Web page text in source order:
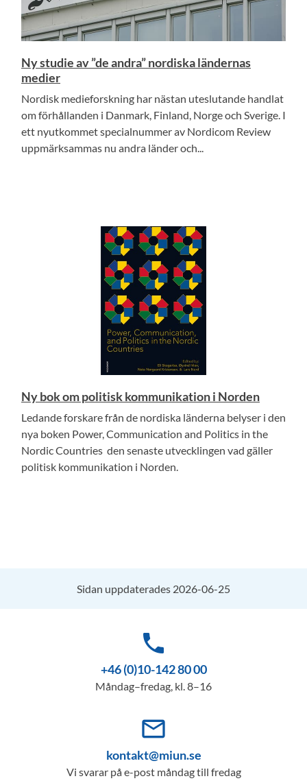
Ny studie av ”de andra” nordiska ländernas
medier
Nordisk medieforskning har nästan uteslutande handlat
om förhållanden i Danmark, Finland, Norge och Sverige. I
ett nyutkommet specialnummer av Nordicom Review
uppmärksammas nu andra länder och...
Ny bok om politisk kommunikation i Norden
Ledande forskare från de nordiska länderna belyser i den
nya boken Power, Communication and Politics in the
Nordic Countries den senaste utvecklingen vad gäller
politisk kommunikation i Norden.
Sidan uppdaterades 2026-06-25
phone
+46 (0)10-142 80 00
Måndag–fredag, kl. 8–16
mail_outline
kontakt@miun.se
Vi svarar på e-post måndag till fredag